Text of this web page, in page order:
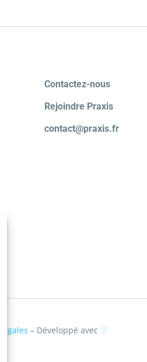
Contactez-nous
Rejoindre Praxis
contact@praxis.fr
– Développé avec ♡